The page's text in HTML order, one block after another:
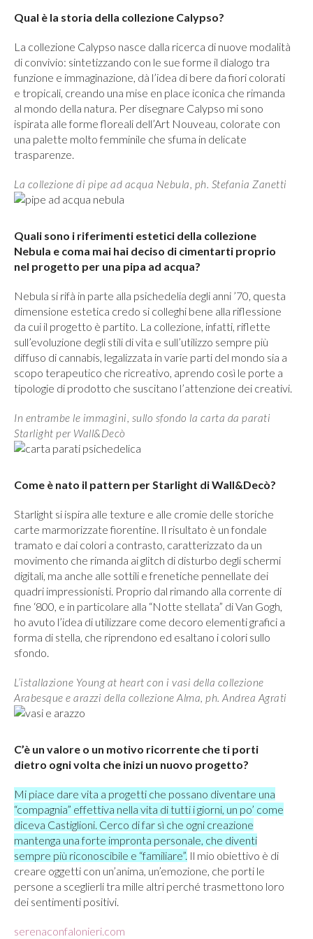
Qual è la storia della collezione Calypso?
La collezione Calypso nasce dalla ricerca di nuove modalità
di convivio: sintetizzando con le sue forme il dialogo tra
funzione e immaginazione, dà l’idea di bere da fiori colorati
e tropicali, creando una mise en place iconica che rimanda
al mondo della natura. Per disegnare Calypso mi sono
ispirata alle forme floreali dell’Art Nouveau, colorate con
una palette molto femminile che sfuma in delicate
trasparenze.
La collezione di pipe ad acqua Nebula, ph. Stefania Zanetti
Quali sono i riferimenti estetici della collezione
Nebula e coma mai hai deciso di cimentarti proprio
nel progetto per una pipa ad acqua?
Nebula si rifà in parte alla psichedelia degli anni ’70, questa
dimensione estetica credo si colleghi bene alla riflessione
da cui il progetto è partito. La collezione, infatti, riflette
sull’evoluzione degli stili di vita e sull’utilizzo sempre più
diffuso di cannabis, legalizzata in varie parti del mondo sia a
scopo terapeutico che ricreativo, aprendo così le porte a
tipologie di prodotto che suscitano l’attenzione dei creativi.
In entrambe le immagini, sullo sfondo la carta da parati
Starlight per Wall&Decò
Come è nato il pattern per Starlight di Wall&Decò?
Starlight si ispira alle texture e alle cromie delle storiche
carte marmorizzate fiorentine. Il risultato è un fondale
tramato e dai colori a contrasto, caratterizzato da un
movimento che rimanda ai glitch di disturbo degli schermi
digitali, ma anche alle sottili e frenetiche pennellate dei
quadri impressionisti. Proprio dal rimando alla corrente di
fine ‘800, e in particolare alla “Notte stellata” di Van Gogh,
ho avuto l’idea di utilizzare come decoro elementi grafici a
forma di stella, che riprendono ed esaltano i colori sullo
sfondo.
L’istallazione Young at heart con i vasi della collezione
Arabesque e arazzi della collezione Alma, ph. Andrea Agrati
C’è un valore o un motivo ricorrente che ti porti
dietro ogni volta che inizi un nuovo progetto?
Mi piace dare vita a progetti che possano diventare una
“compagnia” effettiva nella vita di tutti i giorni, un po’ come
diceva Castiglioni. Cerco di far sì che ogni creazione
mantenga una forte impronta personale, che diventi
sempre più riconoscibile e “familiare”. Il mio obiettivo è di
creare oggetti con un’anima, un’emozione, che porti le
persone a sceglierli tra mille altri perché trasmettono loro
dei sentimenti positivi.
serenaconfalonieri.com